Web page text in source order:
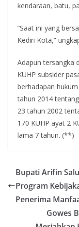
kendaraan, batu,
“Saat ini yang
Kediri Kota,”
Adapun tersangka
KUHP subsider
berhadapan
tahun 2014
23 tahun 2002
170 KUHP ayat 2
lama 7 tahun. (**)
Bupati Arifin
Program
Penerima
Gowes